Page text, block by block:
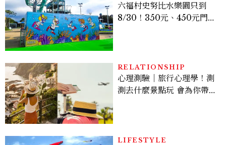
六福村史努比水樂園只到
8/30！350元、450元門票
RELATIONSHIP
心理測驗｜旅行心理學！測
測去什麼景點玩 會為你帶來
LIFESTYLE